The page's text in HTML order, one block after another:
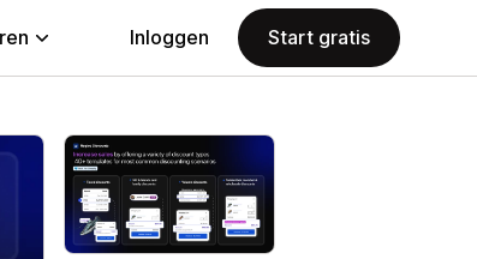
Inloggen Start gratis